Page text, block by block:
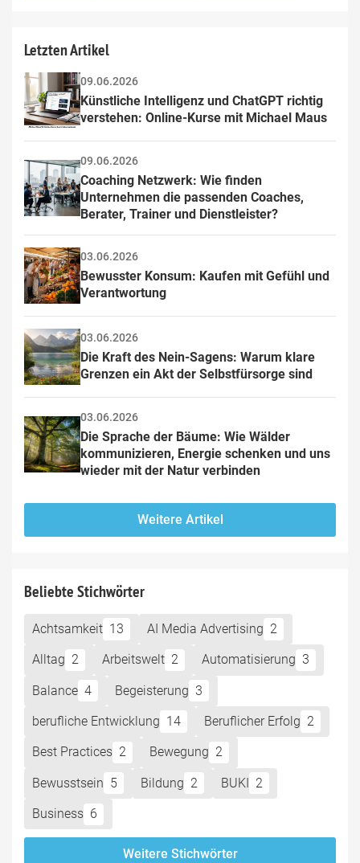
Letzten Artikel
09.06.2026
Künstliche Intelligenz und ChatGPT richtig
verstehen: Online-Kurse mit Michael Maus
09.06.2026
Coaching Netzwerk: Wie finden
Unternehmen die passenden Coaches,
Berater, Trainer und Dienstleister?
03.06.2026
Bewusster Konsum: Kaufen mit Gefühl und
Verantwortung
03.06.2026
Die Kraft des Nein-Sagens: Warum klare
Grenzen ein Akt der Selbstfürsorge sind
03.06.2026
Die Sprache der Bäume: Wie Wälder
kommunizieren, Energie schenken und uns
wieder mit der Natur verbinden
Weitere Artikel
Beliebte Stichwörter
Achtsamkeit 13 AI Media Advertising 2
Alltag 2 Arbeitswelt 2 Automatisierung 3
Balance 4 Begeisterung 3
berufliche Entwicklung 14 Beruflicher Erfolg 2
Best Practices 2 Bewegung 2
Bewusstsein 5 Bildung 2 BUKI 2
Business 6
Weitere Stichwörter